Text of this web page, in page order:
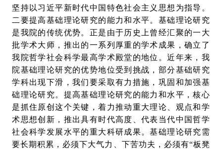
坚持以习近平新时代中国特色社会主义思想为指导。
二要提高基础理论研究的能力和水平。基础理论研究
是我院的传统优势。正是由于历史上曾经汇聚的一大
批学术大师，推出的一系列厚重的学术成果，确立了
我院哲学社会科学最高学术殿堂的地位。近年来，我
院基础理论研究的优势地位受到挑战，部分基础研究
学科出现下滑，我们要采取有力措施，巩固和加强基
础理论研究。提高基础理论研究的能力和水平，核心
是抓住原创这个关键，着力推动重大理论、观点和学
术思想创新，推出具有时代高度、代表当代中国哲学
社会科学发展水平的重大科研成果。基础理论研究需
要长期积累，必须下大气力、下苦功夫，必须有“板凳